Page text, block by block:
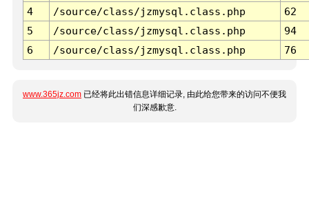
4
/source/class/jzmysql.class.php
62
5
/source/class/jzmysql.class.php
94
6
/source/class/jzmysql.class.php 76
www.365jz.com 已经将此出错信息详细记录, 由此给您带来的访问不便我
们深感歉意.